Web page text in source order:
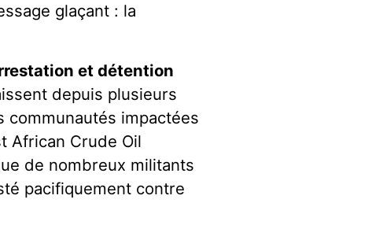
glaçant : la
et détention
depuis plusieurs
communautés impactées
African Crude Oil
de nombreux militants
pacifiquement contre